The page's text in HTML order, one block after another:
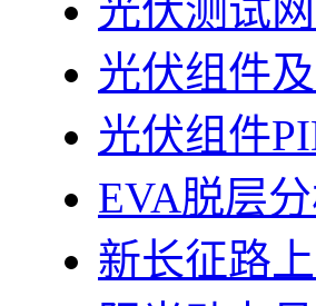
光伏测试
光伏组件
光伏组件
EVA脱层
新长征路